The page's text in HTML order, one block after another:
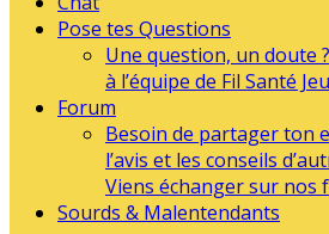
Pose tes Questions
Une question, un doute
à l’équipe de Fil Santé
Forum
Besoin de partager ton
l’avis et les conseils
Viens échanger sur nos
Sourds & Malentendants